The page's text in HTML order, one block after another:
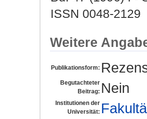
ISSN 0048-2129
Weitere
Publikationsform:
Begutachteter
Beitrag: Nein
Institutionen der
Universität: